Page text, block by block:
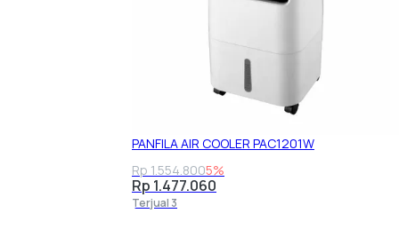
PANFILA AIR COOLER PAC1201W
Rp 1.554.8005%
Rp 1.477.060
Terjual 3